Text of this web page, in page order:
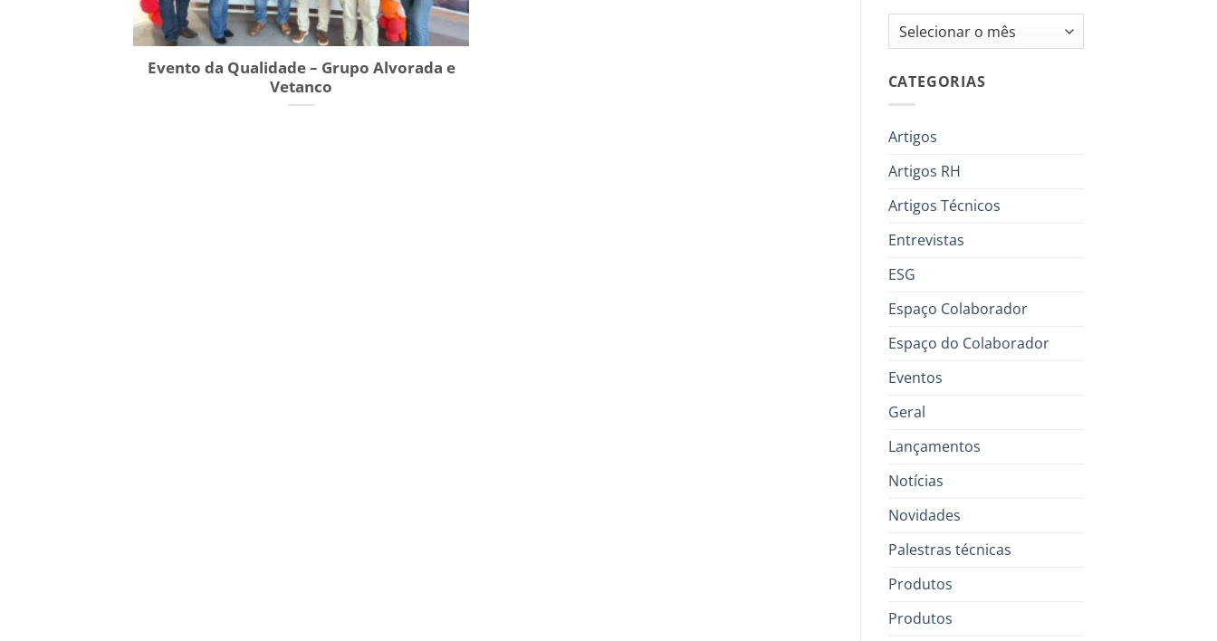
Evento da Qualidade – Grupo Alvorada e
Vetanco
Arquivos
CATEGORIAS
Artigos
Artigos RH
Artigos Técnicos
Entrevistas
ESG
Espaço Colaborador
Espaço do Colaborador
Eventos
Geral
Lançamentos
Notícias
Novidades
Palestras técnicas
Produtos
Produtos